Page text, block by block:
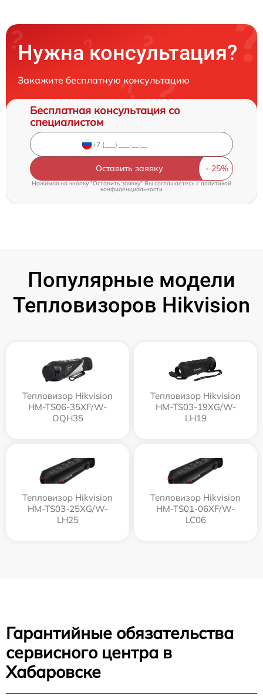
Нужна консультация?
Закажите бесплатную консультацию
Бесплатная консультация со
специалистом
Оставить заявку
Нажимая на кнопку "Оставить заявку" Вы соглашаетесь c политикой
конфиденциальности
Популярные модели
Тепловизоров Hikvision
Тепловизор Hikvision
HM-TS06-35XF/W-
OQH35
Тепловизор Hikvision
HM-TS03-19XG/W-
LH19
Тепловизор Hikvision
HM-TS03-25XG/W-
LH25
Тепловизор Hikvision
HM-TS01-06XF/W-
LC06
Гарантийные обязательства
сервисного центра в
Хабаровске